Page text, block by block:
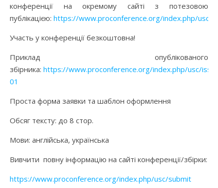
конференції на окремому сайті з потезовою
публікацією: https://www.proconference.org/index.php/usc
Участь у конференції безкоштовна!
Приклад опублікованого
збірника: https://www.proconference.org/index.php/usc/
01
Проста форма заявки та шаблон оформлення
Обсяг тексту: до 8 стор.
Мови: англійська, українська
Вивчити повну інформацію на сайті конференції/збірки:
https://www.proconference.org/index.php/usc/submit